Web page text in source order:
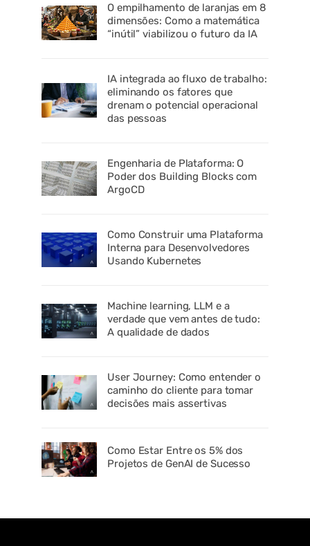
O empilhamento de laranjas em 8
dimensões: Como a matemática
“inútil” viabilizou o futuro da IA
IA integrada ao fluxo de trabalho:
eliminando os fatores que
drenam o potencial operacional
das pessoas
Engenharia de Plataforma: O
Poder dos Building Blocks com
ArgoCD
Como Construir uma Plataforma
Interna para Desenvolvedores
Usando Kubernetes
Machine learning, LLM e a
verdade que vem antes de tudo:
A qualidade de dados
User Journey: Como entender o
caminho do cliente para tomar
decisões mais assertivas
Como Estar Entre os 5% dos
Projetos de GenAI de Sucesso